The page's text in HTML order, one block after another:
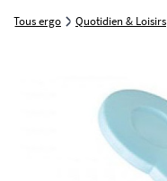
Tous ergo Quotidien & Loisirs